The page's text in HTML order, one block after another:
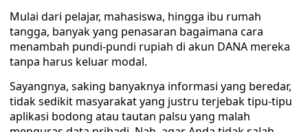
Mulai dari pelajar, mahasiswa, hingga ibu rumah
tangga, banyak yang penasaran bagaimana cara
menambah pundi-pundi rupiah di akun DANA mereka
tanpa harus keluar modal.
Sayangnya, saking banyaknya informasi yang beredar,
tidak sedikit masyarakat yang justru terjebak tipu-tipu
aplikasi bodong atau tautan palsu yang malah